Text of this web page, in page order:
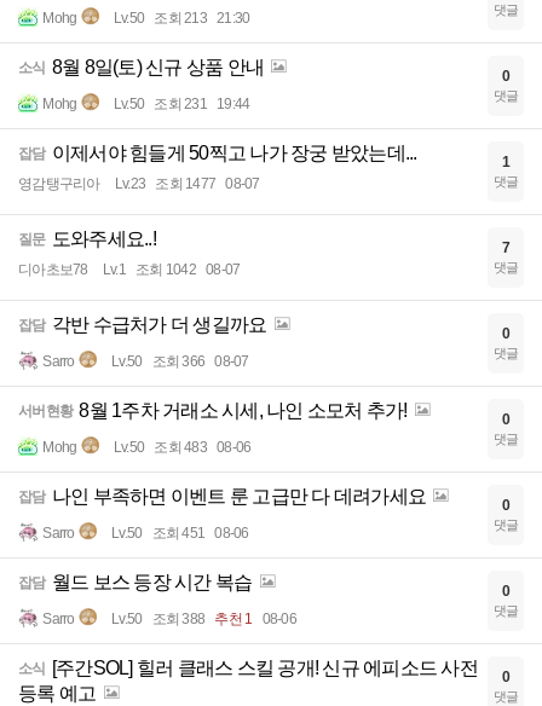
Mohg Lv.50 조회 213 21:30 댓글
소식 8월 8일(토) 신규 상품 안내
Mohg Lv.50 조회 231 19:44
0
댓글
잡담 이제서야 힘들게 50찍고 나가 장궁 받았는데...
영감탱구리아 Lv.23 조회 1477 08-07
1
댓글
질문 도와주세요..!
디아초보78 Lv.1 조회 1042 08-07
7
댓글
잡담 각반 수급처가 더 생길까요
Sarro Lv.50 조회 366 08-07
0
댓글
서버현황 8월 1주차 거래소 시세, 나인 소모처 추가!
Mohg Lv.50 조회 483 08-06
0
댓글
잡담 나인 부족하면 이벤트 룬 고급만 다 데려가세요
Sarro Lv.50 조회 451 08-06
0
댓글
잡담 월드 보스 등장 시간 복습
Sarro Lv.50 조회 388 추천 1 08-06
0
댓글
소식 [주간SOL] 힐러 클래스 스킬 공개! 신규 에피소드 사전
등록 예고
0
댓글